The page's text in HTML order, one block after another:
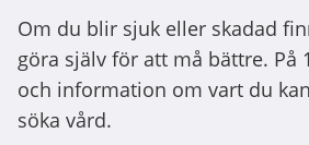
Om du blir sjuk eller skadad
göra själv för att må bättre. På
och information om vart du
söka vård.